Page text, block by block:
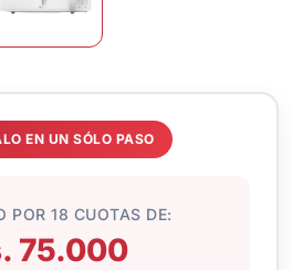
EN UN SÓLO PASO
POR 18 CUOTAS DE:
75.000